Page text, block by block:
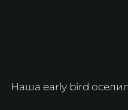
Наша early bird